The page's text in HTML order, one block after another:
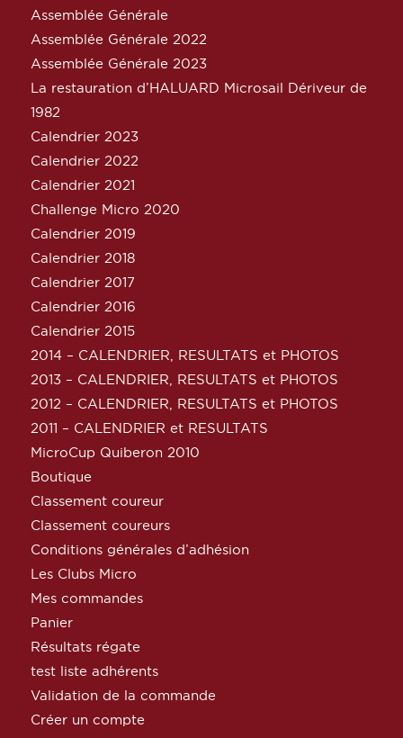
Assemblée Générale
Assemblée Générale 2022
Assemblée Générale 2023
La restauration d’HALUARD Microsail Dériveur de
1982
Calendrier 2023
Calendrier 2022
Calendrier 2021
Challenge Micro 2020
Calendrier 2019
Calendrier 2018
Calendrier 2017
Calendrier 2016
Calendrier 2015
2014 – CALENDRIER, RESULTATS et PHOTOS
2013 – CALENDRIER, RESULTATS et PHOTOS
2012 – CALENDRIER, RESULTATS et PHOTOS
2011 – CALENDRIER et RESULTATS
MicroCup Quiberon 2010
Boutique
Classement coureur
Classement coureurs
Conditions générales d’adhésion
Les Clubs Micro
Mes commandes
Panier
Résultats régate
test liste adhérents
Validation de la commande
Créer un compte